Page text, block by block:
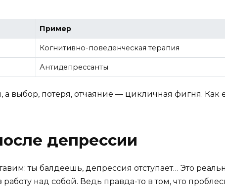
Пример
Когнитивно-поведенческая терапия
Антидепрессанты
выбор, потеря, отчаяние — цикличная фигня. Как
депрессии
ты балдеешь, депрессия отступает… Это
над собой. Ведь правда-то в том, что